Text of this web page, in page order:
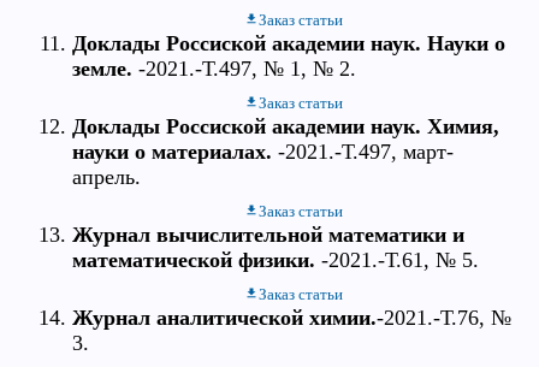
Заказ статьи
Доклады Россиской академии наук. Науки о
земле. -2021.-Т.497, № 1, № 2.
Заказ статьи
Доклады Россиской академии наук. Химия,
науки о материалах. -2021.-Т.497, март-
апрель.
Заказ статьи
Журнал вычислительной математики и
математической физики. -2021.-Т.61, № 5.
Заказ статьи
Журнал аналитической химии.-2021.-Т.76, №
3.